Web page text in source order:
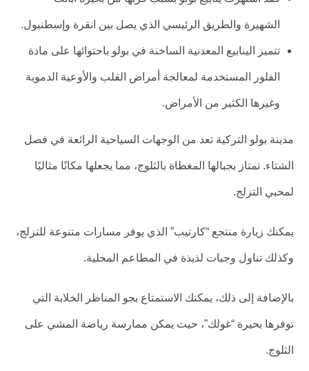
الشهيرة والطريق الرئيسي الذي يصل بين انقرة وإسطنبول.
تتميز الينابيع المعدنية الساخنة في بولو باحتوائها على مادة
الفلور المستخدمة لمعالجة أمراض القلب والأوعية الدموية
وغيرها الكثير من الأمراض.
مدينة بولو التركية تعد من الوجهات السياحية الرائعة في فصل
الشتاء. تمتاز بجبالها المغطاة بالثلوج، مما يجعلها مكانًا مثاليًا
لمحبي التزلج.
يمكنك زيارة منتجع “كارتيب” الذي يوفر مسارات متنوعة للتزلج،
وكذلك تناول وجبات لذيذة في المطاعم المحلية.
بالإضافة إلى ذلك، يمكنك الاستمتاع بجو المناظر الخلابة التي
توفرها بحيرة “غولك”، حيث يمكن ممارسة رياضة المشي على
الثلوج.